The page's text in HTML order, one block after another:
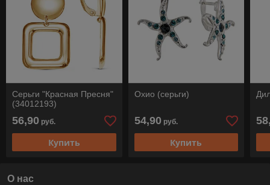
Серьги "Красная Пресня"
(34012193)
56,90 руб.
Купить
Охио (серьги)
54,90 руб.
Купить
О нас